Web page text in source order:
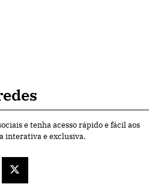
e tenha acesso rápido e fácil aos
interativa e exclusiva.